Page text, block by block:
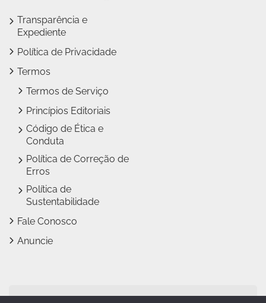
Transparência e
Expediente
Política de Privacidade
Termos
Termos de Serviço
Princípios Editoriais
Código de Ética e
Conduta
Política de Correção de
Erros
Política de
Sustentabilidade
Fale Conosco
Anuncie